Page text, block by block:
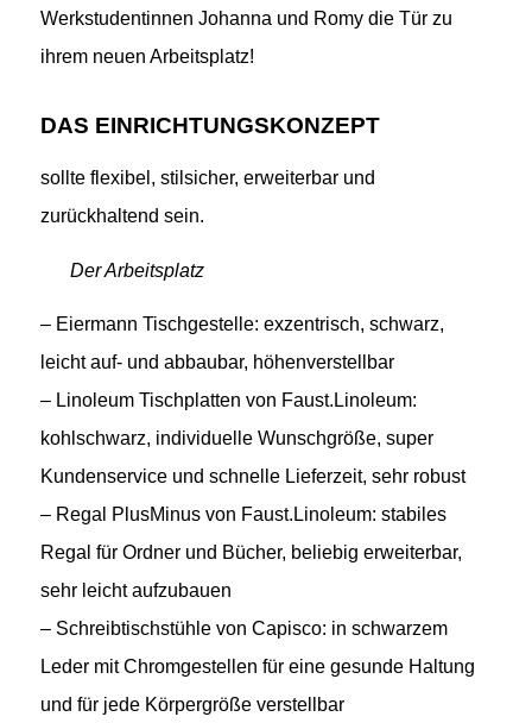
Werkstudentinnen Johanna und Romy die Tür zu
ihrem neuen Arbeitsplatz!
DAS EINRICHTUNGSKONZEPT
sollte flexibel, stilsicher, erweiterbar und
zurückhaltend sein.
Der Arbeitsplatz
– Eiermann Tischgestelle: exzentrisch, schwarz,
leicht auf- und abbaubar, höhenverstellbar
– Linoleum Tischplatten von Faust.Linoleum:
kohlschwarz, individuelle Wunschgröße, super
Kundenservice und schnelle Lieferzeit, sehr robust
– Regal PlusMinus von Faust.Linoleum: stabiles
Regal für Ordner und Bücher, beliebig erweiterbar,
sehr leicht aufzubauen
– Schreibtischstühle von Capisco: in schwarzem
Leder mit Chromgestellen für eine gesunde Haltung
und für jede Körpergröße verstellbar